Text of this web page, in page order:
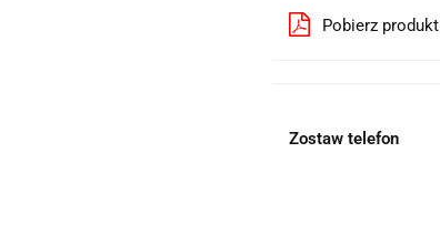
Pobierz
Zostaw telefon